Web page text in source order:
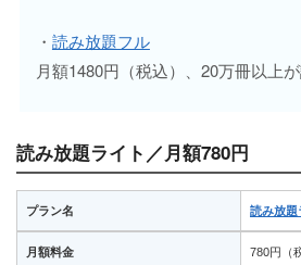
・ 読み放題フル
月額1480円（税込）、20万冊以上
読み放題ライト／月額780円
プラン名 読み放題
月額料金 780円（